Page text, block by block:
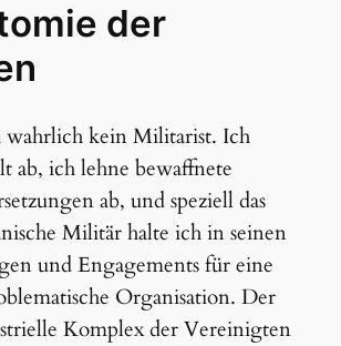
der
kein Militarist. Ich
ab, ich lehne bewaffnete
ab, und speziell das
Militär halte ich in seinen
und Engagements für eine
Organisation. Der
Komplex der Vereinigten